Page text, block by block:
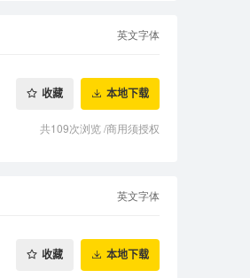
英文字体
收藏 本地下载
共109次浏览/商用须授权
英文字体
收藏 本地下载